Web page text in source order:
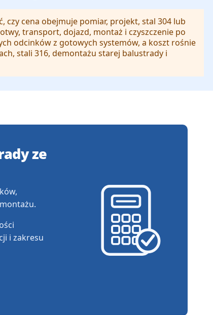
czy cena obejmuje pomiar, projekt, stal 304 lub
transport, dojazd, montaż i czyszczenie po
odcinków z gotowych systemów, a koszt rośnie
stali 316, demontażu starej balustrady i
ze
i zakresu